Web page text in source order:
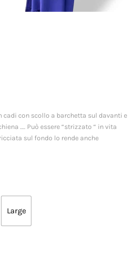
cadi con scollo a barchetta sul davanti e
…. Può essere “strizzato “ in vita
sul fondo lo rende anche
Large